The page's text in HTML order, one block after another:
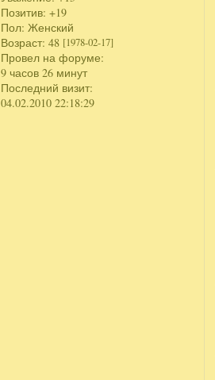
Позитив: +19
Пол: Женский
Возраст: 48 [1978-02-17]
Провел на форуме:
9 часов 26 минут
Последний визит:
04.02.2010 22:18:29